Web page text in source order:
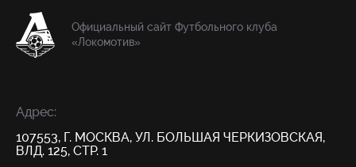
Официальный сайт Футбольного клуба
«Локомотив»
Адрес:
107553, Г. МОСКВА, УЛ. БОЛЬШАЯ ЧЕРКИЗОВСКАЯ,
ВЛД. 125, СТР. 1